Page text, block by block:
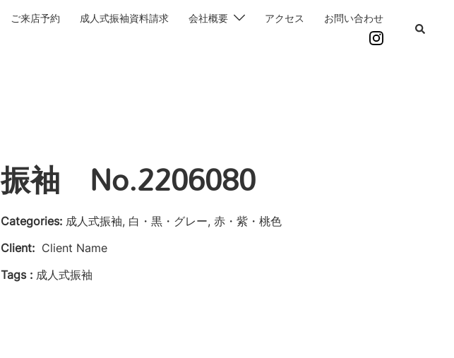
ご来店予約 成人式振袖資料請求 会社概要 アクセス お問い合わせ
振袖 No.2206080
Categories: 成人式振袖, 白・黒・グレー, 赤・紫・桃色
Client: Client Name
Tags : 成人式振袖